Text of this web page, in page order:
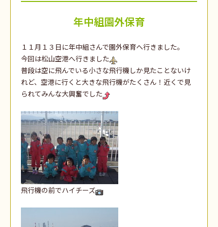
年中組園外保育
１１月１３日に年中組さんで園外保育へ行きました。
今回は松山空港へ行きました
普段は空に飛んでいる小さな飛行機しか見たことないけ
れど、空港に行くと大きな飛行機がたくさん！近くで見
られてみんな大興奮でした
飛行機の前でハイチーズ